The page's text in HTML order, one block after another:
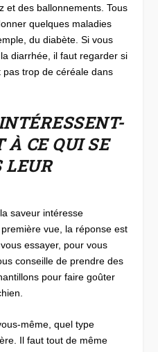
et des ballonnements. Tous
quelques maladies
du diabète. Si vous
diarrhée, il faut regarder si
pas trop de céréale dans
CE QUI SE
LEUR
saveur intéresse
vue, la réponse est
essayer, pour vous
conseille de prendre des
pour faire goûter
même, quel type
Il faut tout de même